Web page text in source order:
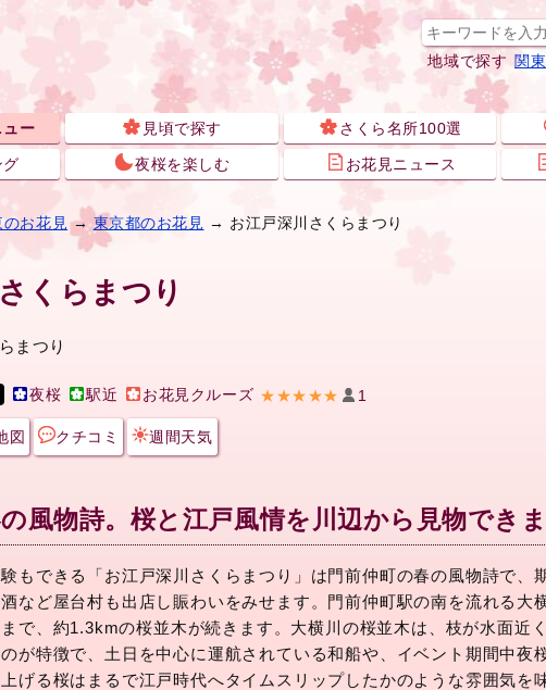
地域で探す 関東
ー 見頃で探す さくら名所100選
グ 夜桜を楽しむ お花見ニュース
のお花見 →東京都のお花見 → お江戸深川さくらまつり
くらまつり
まつり
夜桜 駅近 お花見クルーズ ★★★★★ 1
図 クチコミ 週間天気
風物詩。桜と江戸風情を川辺から見物でき
もできる「お江戸深川さくらまつり」は門前仲町の春の風物詩で、
など屋台村も出店し賑わいをみせます。門前仲町駅の南を流れる大
で、約1.3kmの桜並木が続きます。大横川の桜並木は、枝が水面近
が特徴で、土日を中心に運航されている和船や、イベント期間中夜
げる桜はまるで江戸時代へタイムスリップしたかのような雰囲気を